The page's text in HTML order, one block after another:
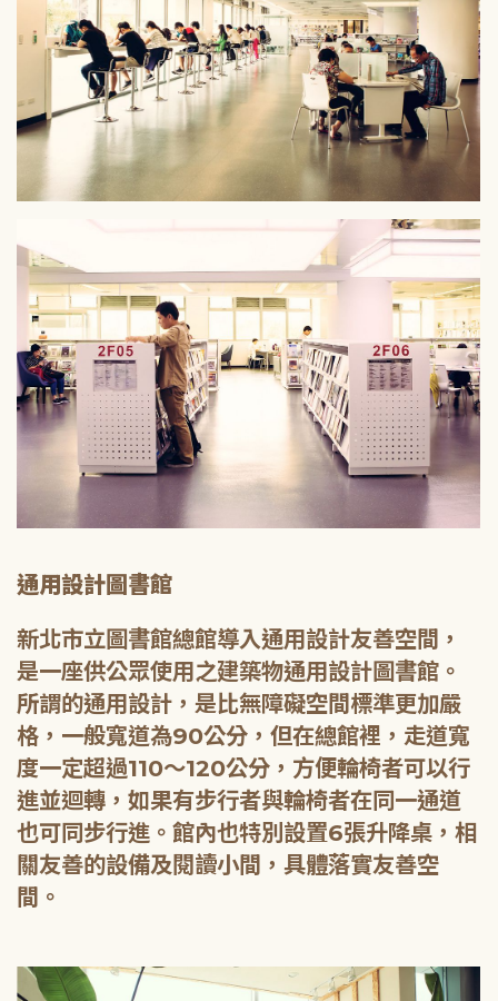
通用設計圖書館
新北市立圖書館總館導入通用設計友善空間，
是一座供公眾使用之建築物通用設計圖書館。
所謂的通用設計，是比無障礙空間標準更加嚴
格，一般寬道為90公分，但在總館裡，走道寬
度一定超過110～120公分，方便輪椅者可以行
進並迴轉，如果有步行者與輪椅者在同一通道
也可同步行進。館內也特別設置6張升降桌，相
關友善的設備及閱讀小間，具體落實友善空
間。